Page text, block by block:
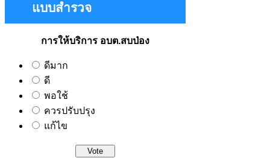
แบบสำรวจ
การให้บริการ อบต.สบป่อง
ดีมาก
ดี
พอใช้
ควรปรับปรุง
แก้ไข